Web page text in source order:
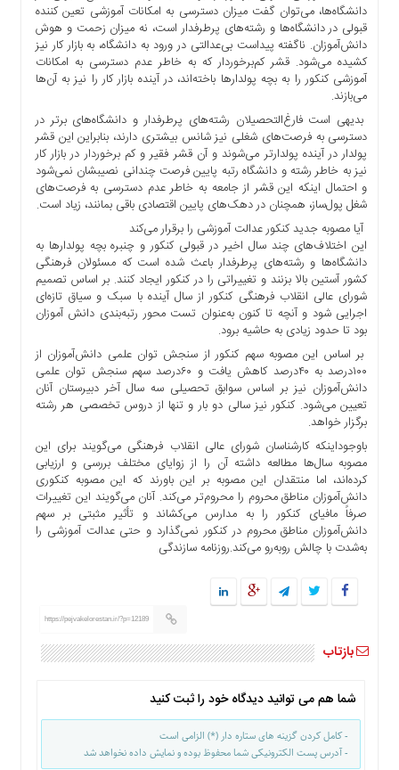
دانشگاه‌ها، می‌توان گفت میزان دسترسی به امکانات آموزشی تعین کننده
قبولی در دانشگاه‌ها و رشته‌های پرطرفدار است، نه میزان زحمت و هوش
دانش‌آموزان. ناگفته پیداست بی‌عدالتی در ورود به دانشگاه، به بازار کار نیز
کشیده می‌شود. قشر کم‌برخوردار که به خاطر عدم دسترسی به امکانات
آموزشی کنکور را به بچه پولدارها باخته‌اند، در آینده بازار کار را نیز به آن‌ها
می‌بازند.
بدیهی است فارغ‌التحصیلان رشته‌های پرطرفدار و دانشگاه‌های برتر در
دسترسی به فرصت‌های شغلی نیز شانس بیشتری دارند، بنابراین این قشر
پولدار در آینده پولدارتر می‌شوند و آن قشر فقیر و کم برخوردار در بازار کار
نیز به خاطر رشته و دانشگاه رتبه پایین فرصت چندانی نصیبشان نمی‌شود
و احتمال اینکه این قشر از جامعه به خاطر عدم دسترسی به فرصت‌های
شغل پول‌ساز، همچنان در دهک‌های پایین اقتصادی باقی بمانند، زیاد است.
آیا مصوبه جدید کنکور عدالت آموزشی را برقرار می‌کند
این اختلاف‌های چند سال اخیر در قبولی کنکور و چنبره بچه پولدارها به
دانشگاه‌ها و رشته‌های پرطرفدار باعث شده است که مسئولان فرهنگی
کشور آستین بالا بزنند و تغییراتی را در کنکور ایجاد کنند. بر اساس تصمیم
شورای عالی انقلاب فرهنگی کنکور از سال آینده با سبک و سیاق تازه‌ای
اجرایی شود و آنچه تا کنون به‌عنوان تست محور رتبه‌بندی دانش آموزان
بود تا حدود زیادی به حاشیه برود.
بر اساس این مصوبه سهم کنکور از سنجش توان علمی دانش‌آموزان از
۱۰۰درصد به ۴۰‌درصد کاهش یافت و ۶۰درصد سهم سنجش توان علمی
دانش‌آموزان نیز بر اساس سوابق تحصیلی سه سال آخر دبیرستان آنان
تعیین می‌شود. کنکور نیز سالی دو بار و تنها از دروس تخصصی هر رشته
برگزار خواهد.
باوجوداینکه کارشناسان شورای عالی انقلاب فرهنگی می‌گویند برای این
مصوبه سال‌ها مطالعه داشته آن را از زوایای مختلف بررسی و ارزیابی
کرده‌اند، اما منتقدان این مصوبه بر این باورند که این مصوبه کنکوری
دانش‌آموزان مناطق محروم را محروم‌تر می‌کند. آنان می‌گویند این تغییرات
صرفاً مافیای کنکور را به مدارس می‌کشاند و تأثیر مثبتی بر سهم
دانش‌آموزان مناطق محروم در کنکور نمی‌گذارد و حتی عدالت آموزشی را
به‌شدت با چالش روبه‌رو می‌کند.روزنامه سازندگی
https://pejvakelorestan.ir/?p=12189
بازتاب
شما هم می توانید دیدگاه خود را ثبت کنید
- کامل کردن گزینه های ستاره دار (*) الزامی است
- آدرس پست الکترونیکی شما محفوظ بوده و نمایش داده نخواهد شد